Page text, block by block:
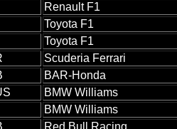
Renault F1
Toyota F1
Toyota F1
Scuderia Ferrari
BAR-Honda
BMW Williams
BMW Williams